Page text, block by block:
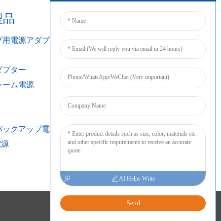
品
電源アダプター
プター
ーム電源
クアップ電源
AI Helps Write
Send